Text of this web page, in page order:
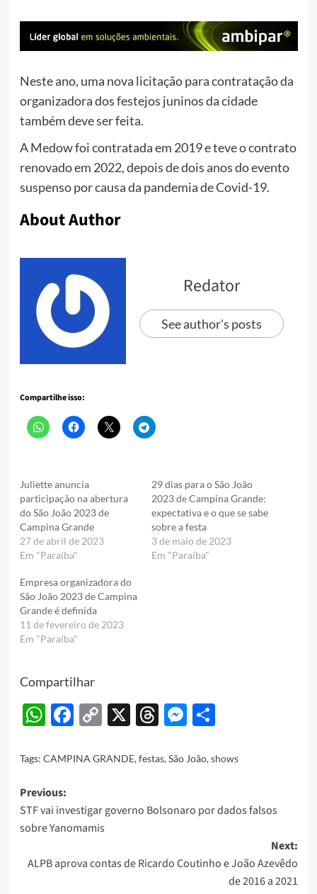
Neste ano, uma nova licitação para contratação da
organizadora dos festejos juninos da cidade
também deve ser feita.
A Medow foi contratada em 2019 e teve o contrato
renovado em 2022, depois de dois anos do evento
suspenso por causa da pandemia de Covid-19.
About Author
Redator
See author's posts
Compartilhe isso:
Juliette anuncia
participação na abertura
do São João 2023 de
Campina Grande
27 de abril de 2023
Em "Paraíba"
29 dias para o São João
2023 de Campina Grande:
expectativa e o que se sabe
sobre a festa
3 de maio de 2023
Em "Paraíba"
Empresa organizadora do
São João 2023 de Campina
Grande é definida
11 de fevereiro de 2023
Em "Paraíba"
Compartilhar
WhatsApp
Facebook
Copy
X Threads
Messenger
Share
Tags: CAMPINA GRANDE,festas,São João,shows
Post
navigation
Previous:
STF vai investigar governo Bolsonaro por dados falsos
sobre Yanomamis
Next:
ALPB aprova contas de Ricardo Coutinho e João Azevêdo
de 2016 a 2021